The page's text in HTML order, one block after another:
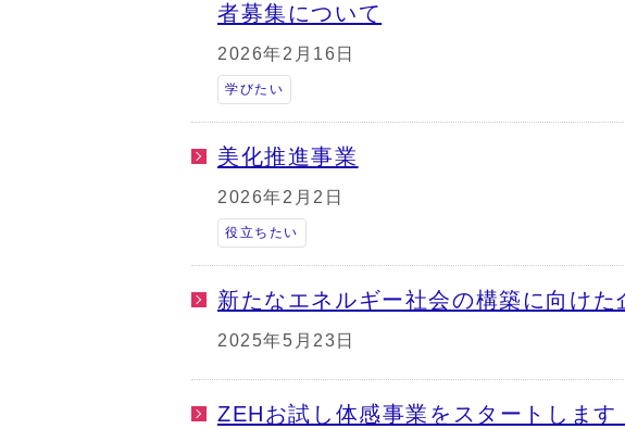
者募集について
2026年2月16日
学びたい
美化推進事業
2026年2月2日
役立ちたい
新たなエネルギー社会の構築に向け
2025年5月23日
ZEHお試し体感事業をスタートします